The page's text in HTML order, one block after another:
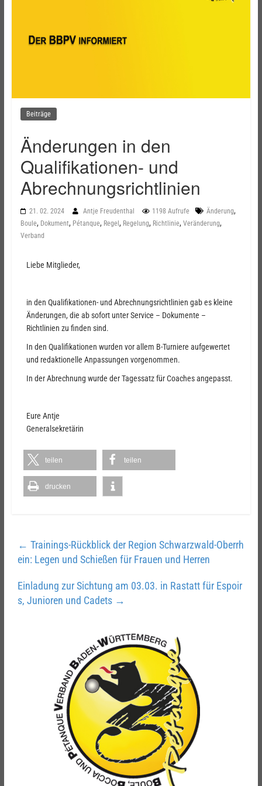
Beiträge
Änderungen in den
Qualifikationen- und
Abrechnungsrichtlinien
21. 02. 2024 Antje Freudenthal 1198 Aufrufe Änderung,
Boule, Dokument, Pétanque, Regel , Regelung, Richtlinie, Veränderung,
Verband
Liebe Mitglieder,
in den Qualifikationen- und Abrechnungsrichtlinien gab es kleine
Änderungen, die ab sofort unter Service – Dokumente –
Richtlinien zu finden sind.
In den Qualifikationen wurden vor allem B-Turniere aufgewertet
und redaktionelle Anpassungen vorgenommen.
In der Abrechnung wurde der Tagessatz für Coaches angepasst.
Eure Antje
Generalsekretärin
teilen teilen
drucken
← Trainings-Rückblick der Region Schwarzwald-Oberrh
ein: Legen und Schießen für Frauen und Herren
Einladung zur Sichtung am 03.03. in Rastatt für Espoir
s, Junioren und Cadets →